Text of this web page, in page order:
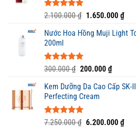
Được xếp
5 sao
2.100.000₫ Giá
là:
1.650.000 ₫Giá
tại
Nước Hoa Hồng Muji Light
200ml
Được xếp
5.00
5 sao
300.000₫ Giá
là:
300.000 ₫.
200.000 ₫Giá
tại
Kem Dưỡng Da Cao Cấp
Perfecting Cream
Được xếp
7.250.000₫ Giá
6.200.000 ₫Giá